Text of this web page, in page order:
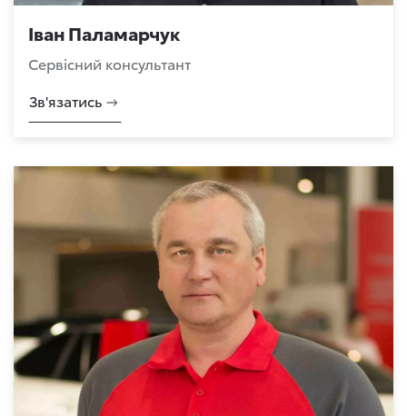
Іван Паламарчук
Сервісний консультант
Зв'язатись